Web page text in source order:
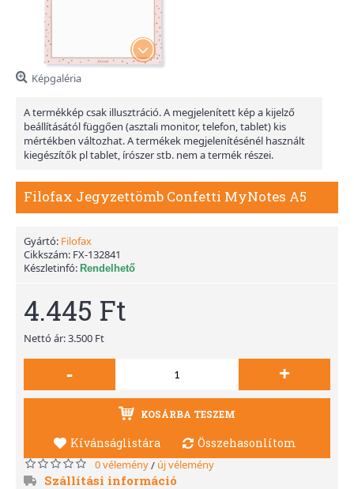
Képgaléria
A termékkép csak illusztráció. A megjelenített kép a kijelző
beállításától függően (asztali monitor, telefon, tablet) kis
mértékben változhat. A termékek megjelenítésénél használt
kiegészítők pl tablet, írószer stb. nem a termék részei.
Filofax Jegyzettömb Confetti MyNotes A5
Gyártó: Filofax
Cikkszám: FX-132841
Készletinfó: Rendelhető
4.445 Ft
Nettó ár: 3.500 Ft
- +
KOSÁRBA TESZEM
Kívánságlistára Összehasonlítom
0 vélemény/ új vélemény
Szállítási információ